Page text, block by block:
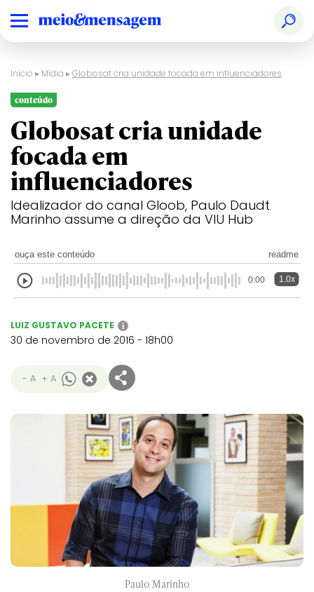
Início ▸ Mídia ▸Globosat cria unidade focada em influenciadores
conteúdo
Globosat cria unidade
focada em
influenciadores
Idealizador do canal Gloob, Paulo Daudt
Marinho assume a direção da VIU Hub
ouça este conteúdo readme
0:00 1.0x
LUIZ GUSTAVO PACETE i
30 de novembro de 2016 - 18h00
- A + A
Paulo Marinho